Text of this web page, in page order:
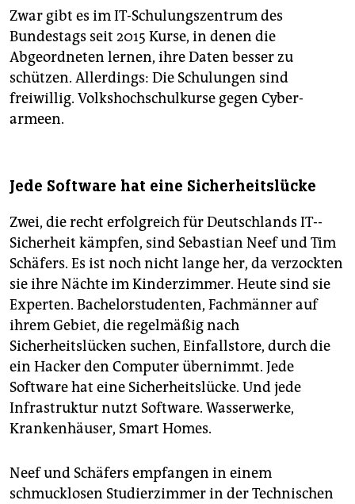
Zwar gibt es im IT-Schulungszentrum des
Bundestags seit 2015 Kurse, in denen die
Abgeordneten lernen, ihre Daten besser zu
schützen. Allerdings: Die Schulungen sind
freiwillig. Volkshochschulkurse gegen Cyber­
armeen.
Jede Software hat eine Sicherheitslücke
Zwei, die recht erfolgreich für Deutschlands IT-­
Sicherheit kämpfen, sind Sebastian Neef und Tim
Schäfers. Es ist noch nicht lange her, da verzockten
sie ihre Nächte im Kinderzimmer. Heute sind sie
Experten. Bachelorstudenten, Fachmänner auf
ihrem Gebiet, die regelmäßig nach
Sicherheitslücken suchen, Einfallstore, durch die
ein Hacker den Computer übernimmt. Jede
Software hat eine Sicherheitslücke. Und jede
Infrastruktur nutzt Software. Wasserwerke,
Krankenhäuser, Smart Homes.
Neef und Schäfers empfangen in einem
schmucklosen Studierzimmer in der Technischen